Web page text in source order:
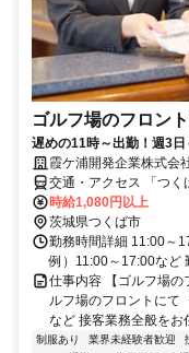
ゴルフ場のフロン
遅めの11時～出勤！週3
霞ケ浦開発企業株式
交通・アクセス 「つく
時給1,080円以上
茨城県つくば市
勤務時間詳細 11:00～
例）11:00～17:00など
仕事内容 【ゴルフ場の
ルフ場のフロントにて
など 接客業務全般をお
制服あり 業界未経験者歓迎